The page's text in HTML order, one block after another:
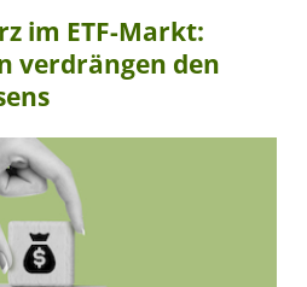
im ETF-Markt:
verdrängen den